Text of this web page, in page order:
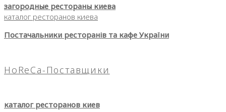
загородные рестораны киева
каталог ресторанов киева
Постачальники ресторанів та кафе України
HoReCa-Поставщики
каталог ресторанов киев